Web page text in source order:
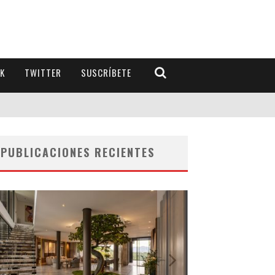
TWITTER SUSCRÍBETE
PUBLICACIONES RECIENTES